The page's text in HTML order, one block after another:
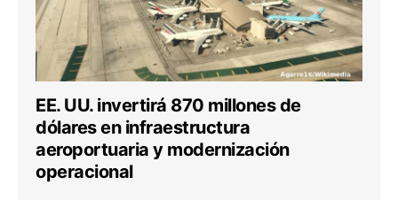
EE. UU. invertirá 870 millones de
dólares en infraestructura
aeroportuaria y modernización
operacional